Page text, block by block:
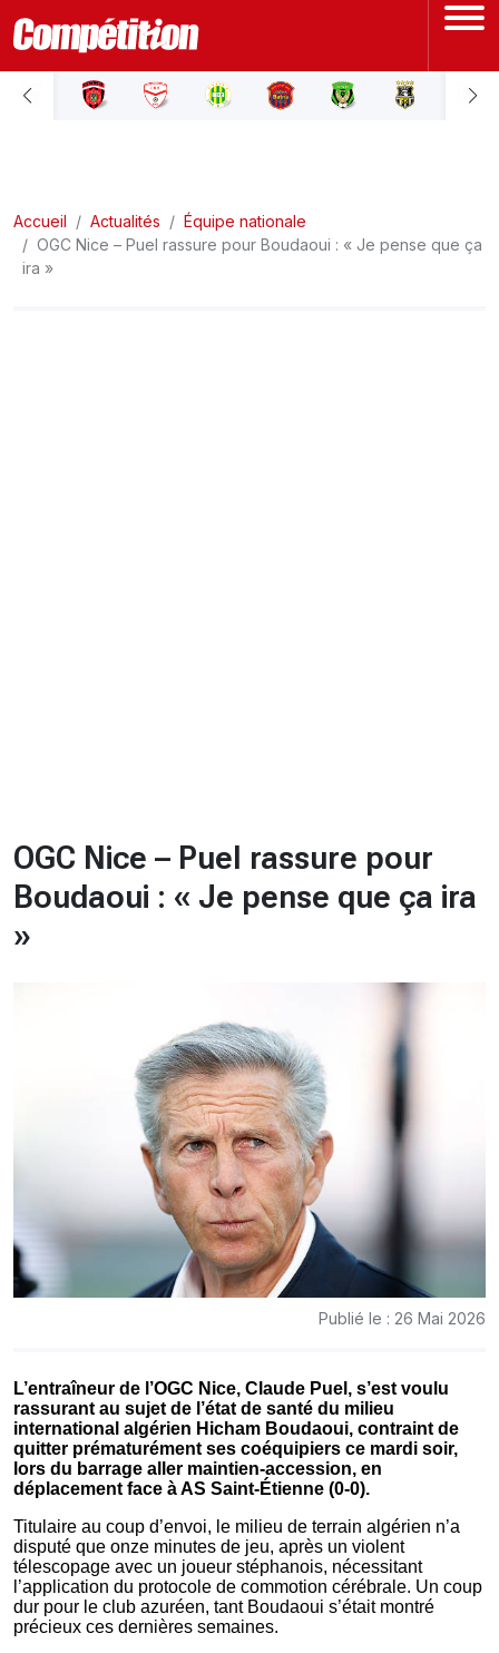
ACCUEIL
LIGUE 2
Accueil Actualités
Équipe nationale
OGC Nice – Puel rassure pour Boudaoui : « Je pense que ça
ira »
OGC Nice – Puel rassure pour
Boudaoui : « Je pense que ça ira
»
Publié le : 26 Mai 2026
L’entraîneur de l’OGC Nice, Claude Puel, s’est voulu
rassurant au sujet de l’état de santé du milieu
international algérien Hicham Boudaoui, contraint de
quitter prématurément ses coéquipiers ce mardi soir,
lors du barrage aller maintien-accession, en
déplacement face à AS Saint-Étienne (0-0).
Titulaire au coup d’envoi, le milieu de terrain algérien n’a
disputé que onze minutes de jeu, après un violent
télescopage avec un joueur stéphanois, nécessitant
l’application du protocole de commotion cérébrale. Un coup
dur pour le club azuréen, tant Boudaoui s’était montré
précieux ces dernières semaines.